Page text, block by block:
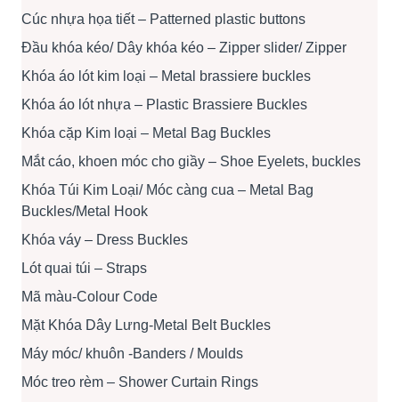
Cúc nhựa họa tiết – Patterned plastic buttons
Đầu khóa kéo/ Dây khóa kéo – Zipper slider/ Zipper
Khóa áo lót kim loại – Metal brassiere buckles
Khóa áo lót nhựa – Plastic Brassiere Buckles
Khóa cặp Kim loại – Metal Bag Buckles
Mắt cáo, khoen móc cho giầy – Shoe Eyelets, buckles
Khóa Túi Kim Loại/ Móc càng cua – Metal Bag
Buckles/Metal Hook
Khóa váy – Dress Buckles
Lót quai túi – Straps
Mã màu-Colour Code
Mặt Khóa Dây Lưng-Metal Belt Buckles
Máy móc/ khuôn -Banders / Moulds
Móc treo rèm – Shower Curtain Rings